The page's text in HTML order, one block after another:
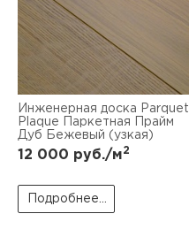
Инженерная доска Parquet
Plaque Паркетная Прайм
Дуб Бежевый (узкая)
12 000 руб./м2
Подробнее...